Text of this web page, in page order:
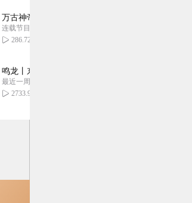
万古神帝丨玄幻丨热血丨紫襟团队演播丨多人有声
连载节目超二百集
286.72万
鸣龙丨东方玄幻丨紫襟团队丨轻松搞笑丨多人有声
最近一周更新
2733.96万